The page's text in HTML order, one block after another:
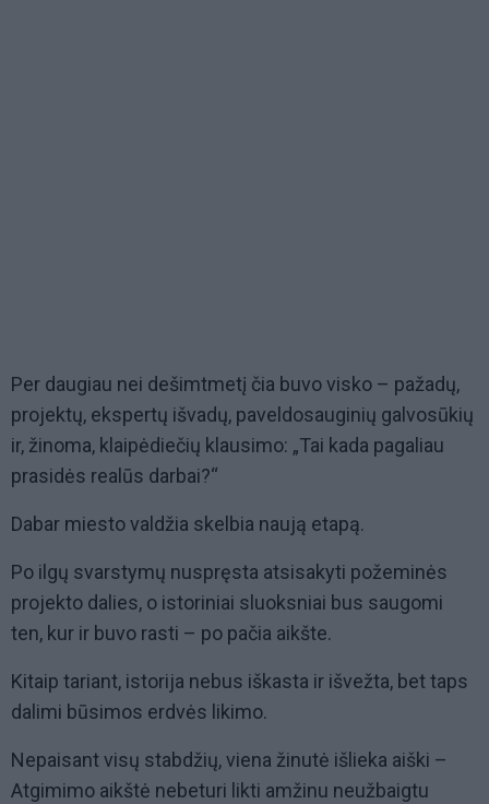
Per daugiau nei dešimtmetį čia buvo visko – pažadų,
projektų, ekspertų išvadų, paveldosauginių galvosūkių
ir, žinoma, klaipėdiečių klausimo: „Tai kada pagaliau
prasidės realūs darbai?“
Dabar miesto valdžia skelbia naują etapą.
Po ilgų svarstymų nuspręsta atsisakyti požeminės
projekto dalies, o istoriniai sluoksniai bus saugomi
ten, kur ir buvo rasti – po pačia aikšte.
Kitaip tariant, istorija nebus iškasta ir išvežta, bet taps
dalimi būsimos erdvės likimo.
Nepaisant visų stabdžių, viena žinutė išlieka aiški –
Atgimimo aikštė nebeturi likti amžinu neužbaigtu